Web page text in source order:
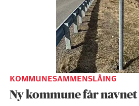
KOMMUNESAMMENSLÅING
Ny kommune får